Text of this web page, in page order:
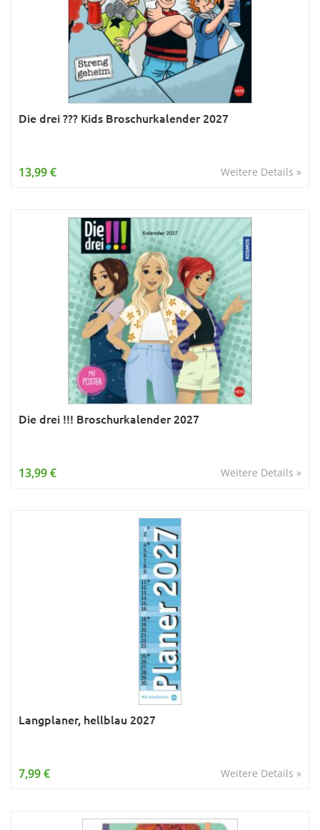
Die drei ??? Kids Broschurkalender 2027
Weitere Details »
13,99 €
Die drei !!! Broschurkalender 2027
Weitere Details »
13,99 €
Langplaner, hellblau 2027
Weitere Details »
7,99 €